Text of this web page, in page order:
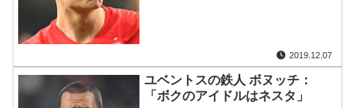
2019.12.07
ユベントスの鉄人 ボヌッチ：
「ボクのアイドルはネスタ」